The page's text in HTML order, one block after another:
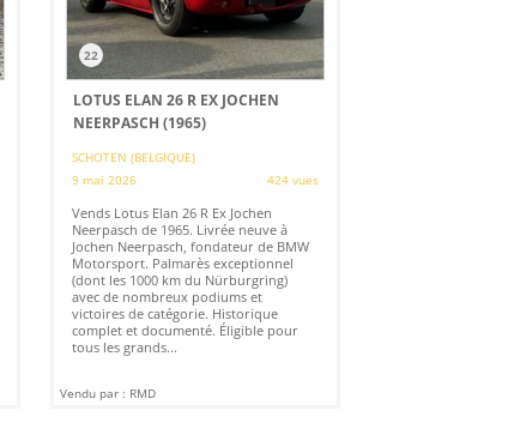
22
LOTUS ELAN 26 R EX JOCHEN
NEERPASCH (1965)
SCHOTEN (BELGIQUE)
9 mai 2026
424 vues
Vends Lotus Elan 26 R Ex Jochen
Neerpasch de 1965. Livrée neuve à
Jochen Neerpasch, fondateur de BMW
Motorsport. Palmarès exceptionnel
(dont les 1000 km du Nürburgring)
avec de nombreux podiums et
victoires de catégorie. Historique
complet et documenté. Éligible pour
tous les grands...
Vendu par : RMD